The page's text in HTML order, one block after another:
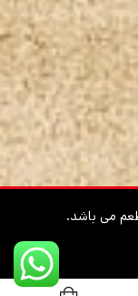
می باشد.